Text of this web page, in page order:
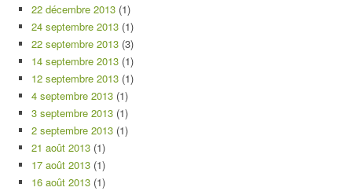
22 décembre 2013 (1)
24 septembre 2013 (1)
22 septembre 2013 (3)
14 septembre 2013 (1)
12 septembre 2013 (1)
4 septembre 2013 (1)
3 septembre 2013 (1)
2 septembre 2013 (1)
21 août 2013 (1)
17 août 2013 (1)
16 août 2013 (1)